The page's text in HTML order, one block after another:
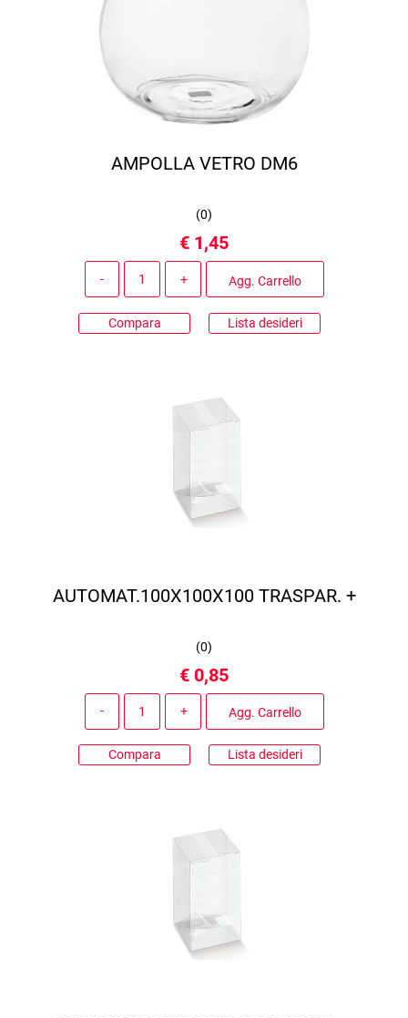
AMPOLLA VETRO DM6
(0)
€ 1,45
Agg. Carrello
Compara Lista desideri
AUTOMAT.100X100X100 TRASPAR. +
(0)
€ 0,85
Agg. Carrello
Compara Lista desideri